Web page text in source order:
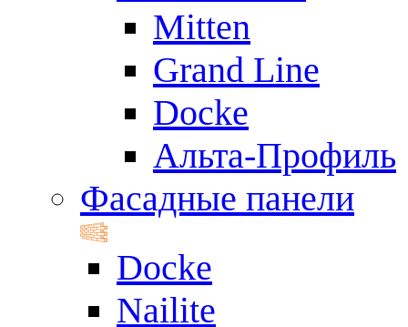
Mitten
Grand Line
Docke
Альта-Профиль
Фасадные панели
Docke
Nailite